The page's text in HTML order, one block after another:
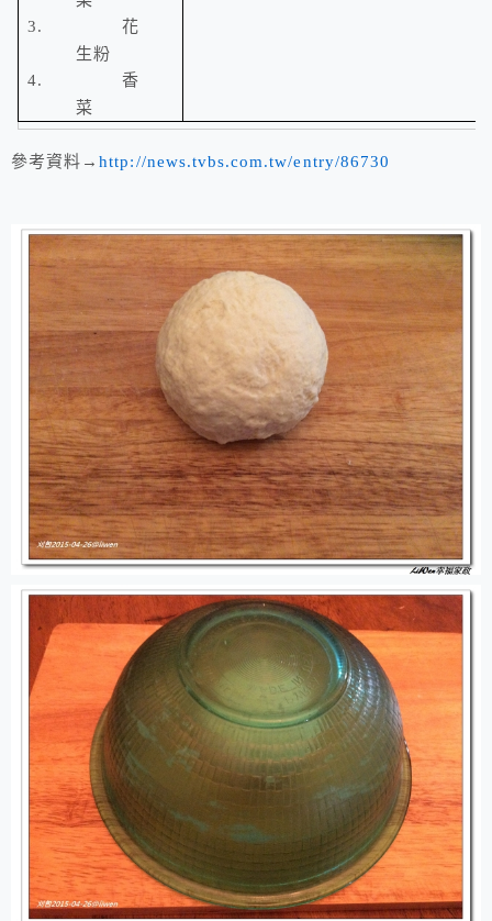
3.花
生粉
4.香
菜
參考資料→http://news.tvbs.com.tw/entry/86730